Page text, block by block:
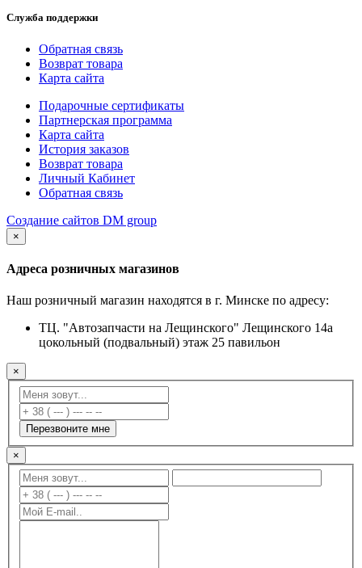
Служба поддержки
Обратная связь
Возврат товара
Карта сайта
Подарочные сертификаты
Партнерская программа
Карта сайта
История заказов
Возврат товара
Личный Кабинет
Обратная связь
Создание сайтов DM group
×
Адреса розничных магазинов
Наш розничный магазин находятся в г. Минске по адресу:
ТЦ. "Автозапчасти на Лещинского" Лещинского 14а
цокольный (подвальный) этаж 25 павильон
×
Перезвоните мне
×